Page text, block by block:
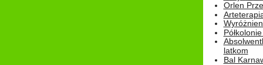
Orlen
latkom
Bal